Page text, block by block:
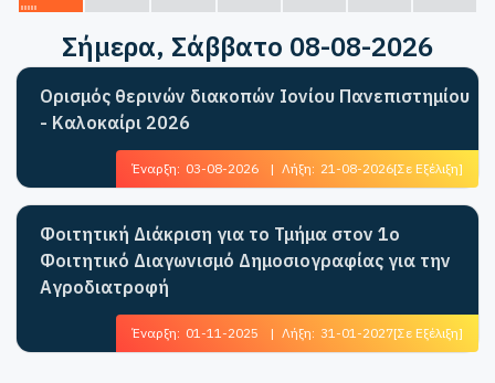
Σήμερα, Σάββατο 08-08-2026
Ορισμός θερινών διακοπών Ιονίου Πανεπιστημίου
- Καλοκαίρι 2026
Έναρξη: 03-08-2026 | Λήξη: 21-08-2026[Σε Εξέλιξη]
Φοιτητική Διάκριση για το Τμήμα στον 1ο
Φοιτητικό Διαγωνισμό Δημοσιογραφίας για την
Αγροδιατροφή
Έναρξη: 01-11-2025 | Λήξη: 31-01-2027[Σε Εξέλιξη]